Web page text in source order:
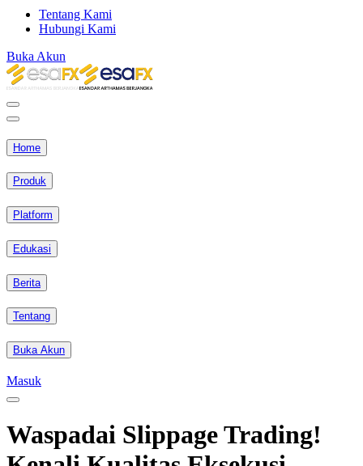
Tentang Kami
Hubungi Kami
Buka Akun
Home
Produk
Platform
Edukasi
Berita
Tentang
Buka Akun
Masuk
Waspadai Slippage Trading!